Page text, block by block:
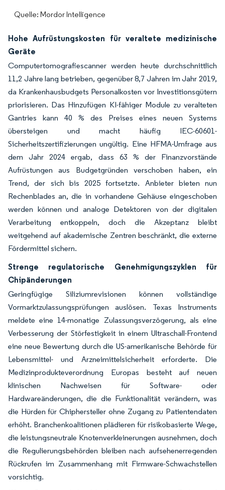
Quelle: Mordor Intelligence
Hohe Aufrüstungskosten für veraltete medizinische
Geräte
Computertomografiescanner werden heute durchschnittlich
11,2 Jahre lang betrieben, gegenüber 8,7 Jahren im Jahr 2019,
da Krankenhausbudgets Personalkosten vor Investitionsgütern
priorisieren. Das Hinzufügen KI-fähiger Module zu veralteten
Gantries kann 40 % des Preises eines neuen Systems
übersteigen und macht häufig IEC-60601-
Sicherheitszertifizierungen ungültig. Eine HFMA-Umfrage aus
dem Jahr 2024 ergab, dass 63 % der Finanzvorstände
Aufrüstungen aus Budgetgründen verschoben haben, ein
Trend, der sich bis 2025 fortsetzte. Anbieter bieten nun
Rechenblades an, die in vorhandene Gehäuse eingeschoben
werden können und analoge Detektoren von der digitalen
Verarbeitung entkoppeln, doch die Akzeptanz bleibt
weitgehend auf akademische Zentren beschränkt, die externe
Fördermittel sichern.
Strenge regulatorische Genehmigungszyklen für
Chipänderungen
Geringfügige Siliziumrevisionen können vollständige
Vormarktzulassungsprüfungen auslösen. Texas Instruments
meldete eine 14-monatige Zulassungsverzögerung, als eine
Verbesserung der Störfestigkeit in einem Ultraschall-Frontend
eine neue Bewertung durch die US-amerikanische Behörde für
Lebensmittel- und Arzneimittelsicherheit erforderte. Die
Medizinprodukteverordnung Europas besteht auf neuen
klinischen Nachweisen für Software- oder
Hardwareänderungen, die die Funktionalität verändern, was
die Hürden für Chiphersteller ohne Zugang zu Patientendaten
erhöht. Branchenkoalitionen plädieren für risikobasierte Wege,
die leistungsneutrale Knotenverkleinerungen ausnehmen, doch
die Regulierungsbehörden bleiben nach aufsehenerregenden
Rückrufen im Zusammenhang mit Firmware-Schwachstellen
vorsichtig.